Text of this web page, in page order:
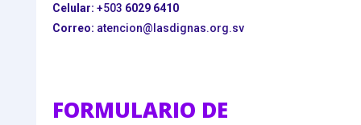
Celular: +503 6029 6410
Correo: atencion@lasdignas.org.sv
FORMULARIO DE